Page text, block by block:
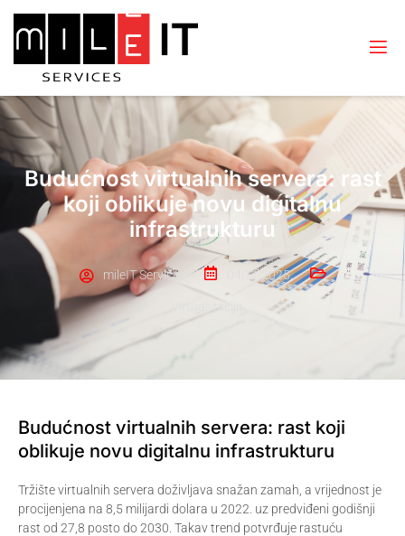
Budućnost virtualnih servera: rast
koji oblikuje novu digitalnu
infrastrukturu
mileIT Services 04.11.2025.
Budućnost virtualnih servera: rast koji
oblikuje novu digitalnu infrastrukturu
Tržište virtualnih servera doživljava snažan zamah, a vrijednost je
procijenjena na 8,5 milijardi dolara u 2022. uz predviđeni godišnji
rast od 27,8 posto do 2030. Takav trend potvrđuje rastuću